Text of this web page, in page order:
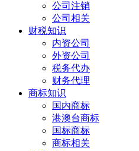
公司注销
公司相关
财税知识
内资公司
外资公司
税务代办
财务代理
商标知识
国内商标
港澳台商标
国标商标
商标相关